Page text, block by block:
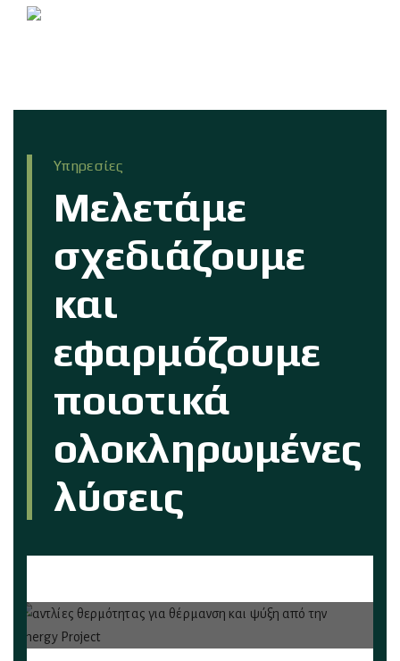
Υπηρεσίες
Μελετάμε
σχεδιάζουμε
και
εφαρμόζουμε
ποιοτικά
ολοκληρωμένες
λύσεις
1. Φωτοβολταϊκά Συστήματα –